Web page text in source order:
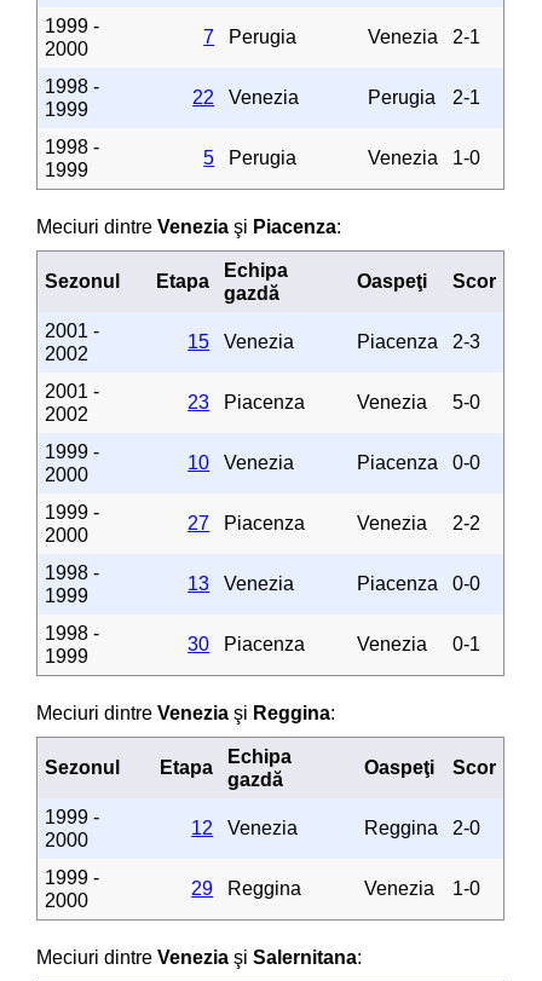
1999 -
2000
7 Perugia Venezia 2-1
1998 -
1999
22 Venezia Perugia 2-1
1998 -
1999
5 Perugia Venezia 1-0
Meciuri dintreVenezia şi Piacenza:
Sezonul Etapa
Echipa
gazdă
Oaspeţi Scor
2001 -
2002
15 Venezia Piacenza 2-3
2001 -
2002
23 Piacenza Venezia 5-0
1999 -
2000
10 Venezia Piacenza 0-0
1999 -
2000
27 Piacenza Venezia 2-2
1998 -
1999
13 Venezia Piacenza 0-0
1998 -
1999
30 Piacenza Venezia 0-1
Meciuri dintreVenezia şi Reggina:
Sezonul Etapa
Echipa
gazdă
Oaspeţi Scor
1999 -
2000
12 Venezia Reggina 2-0
1999 -
2000
29 Reggina Venezia 1-0
Meciuri dintreVenezia şiSalernitana: